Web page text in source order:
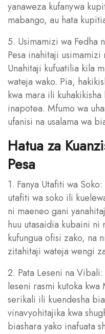
yanaweza kufanywa
mabango, au hata
5. Usimamizi wa Fedha
Pesa inahitaji
Unahitaji kufuatilia kila
wateja wako. Pia,
kwa mara ili
inapotea. Mfumo wa
ufanisi na usalama wa
Hatua za
Pesa
1. Fanya Utafiti wa
utafiti wa soko ili
ni maeneo gani
huu utasaidia kubaini ni
kufungua ofisi zako, na
zitahitaji wateja wengi
2. Pata Leseni na
leseni rasmi kutoka kwa
serikali ili kuendesha
vinavyohitajika kwa
biashara yako inafuata